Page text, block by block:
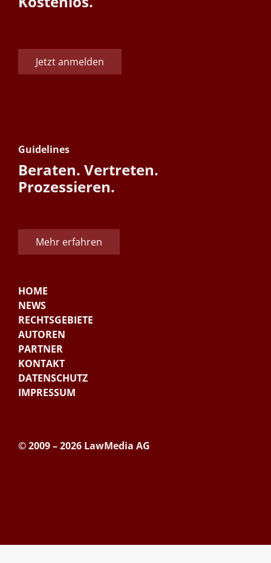
Jetzt anmelden
Guidelines
Beraten. Vertreten.
Prozessieren.
Mehr erfahren
HOME
NEWS
RECHTSGEBIETE
AUTOREN
PARTNER
KONTAKT
DATENSCHUTZ
IMPRESSUM
© 2009 – 2026 LawMedia AG